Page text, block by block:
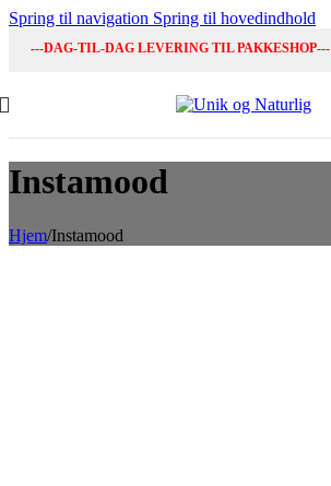
Spring til navigation Spring til hovedindhold
---DAG-TIL-DAG LEVERING TIL PAKKESHOP---
Instamood
Hjem/Instamood